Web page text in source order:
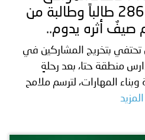
2026/08/02 م - 286 طالباً وطالبة من
تحتفي بتخريج المشاركين في
منطقة حتا، بعد رحلةٍ
المهارات، لترسم ملامح
المزيد